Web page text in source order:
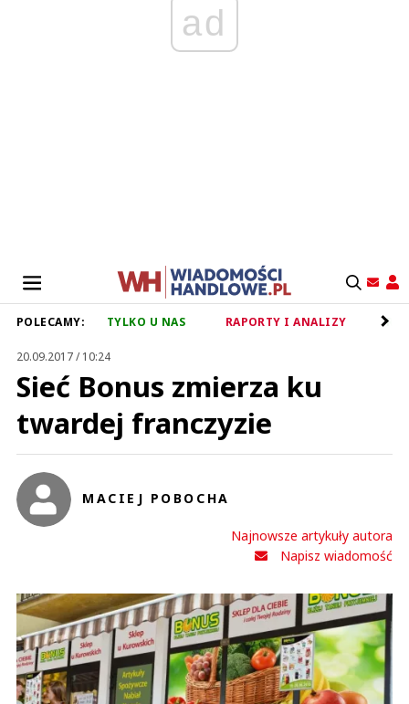
ad
POLECAMY: TYLKO U NAS RAPORTY I ANALIZY
20.09.2017 / 10:24
Sieć Bonus zmierza ku
twardej franczyzie
MACIEJ POBOCHA
Najnowsze artykuły autora
Napisz wiadomość